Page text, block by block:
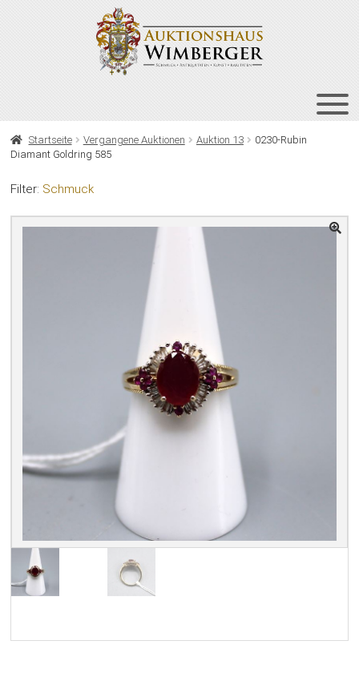
HOME
VERGANGENE AUKTIONEN
Startseite Vergangene Auktionen Auktion 13
0230-Rubin
Diamant Goldring 585
Filter: Schmuck